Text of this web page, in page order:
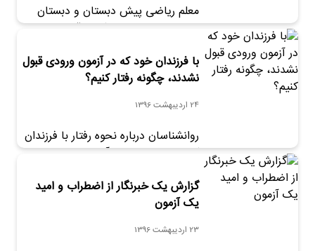
معلم ریاضی پیش دبستان و دبستان
علامه طباطبایی:«ما اکثر اوقات با بازی
جدول ضرب «لی لی» ساخته ایم.»
با فرزندان خود که در آزمون ورودی قبول
نشدند، چگونه رفتار کنیم؟
24 اردیبهشت 1396
روانشناسان درباره نحوه رفتار با فرزندان
که نتیجه دلخواه در آزمون های ورودی را
بخوانید.
گزارش یک خبرنگار از اضطراب و امید
یک آزمون
23 اردیبهشت 1396